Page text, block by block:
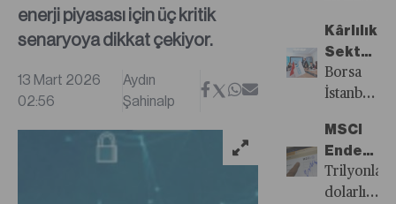
enerji piyasası için üç kritik
senaryoya dikkat çekiyor.
13 Mart 2026
02:56
Aydın
Şahinalp
faiz
indirim
döngüsüne
Mart
ara
verdi.
Mevcut
çalışma
talebi
örgütleri
tarafından
sıkça
dile
yıkıcı
etkilerin
yanı sıra
üzerinde
de
tahribata
yol
Kârlılıkta
Sektörel
Ayrışma
Borsa
İstanbul’da
bilanço
sezonu
daha
geride
MSCI
ve
Yatırım
dolarlık